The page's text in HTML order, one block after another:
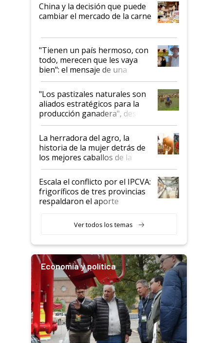
China y la decisión que puede
cambiar el mercado de la carne
"Tienen un país hermoso, con
todo, merecen que les vaya
bien": el mensaje de una
ganadera uruguaya sobre las
oportunidades que se abren
para el agro en Argentina, con
foco en la carne
"Los pastizales naturales son
aliados estratégicos para la
producción ganadera", destaca
la iniciativa que ya reúne a 46
establecimientos en Argentina
La herradora del agro, la
historia de la mujer detrás de
los mejores caballos de la
Argentina y los mitos que
todavía hacen sufrir a estos
animales: "Mientras me
descalificaban, yo seguí
haciendo currículum"
Escala el conflicto por el IPCVA:
frigoríficos de tres provincias
respaldaron el aporte
Ver todos los temas
Economía y política